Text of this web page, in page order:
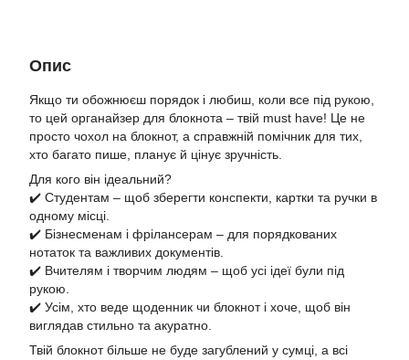
Опис
Якщо ти обожнюєш порядок і любиш, коли все під рукою,
то цей органайзер для блокнота – твій must have! Це не
просто чохол на блокнот, а справжній помічник для тих,
хто багато пише, планує й цінує зручність.
Для кого він ідеальний?
✔️ Студентам – щоб зберегти конспекти, картки та ручки в
одному місці.
✔️ Бізнесменам і фрілансерам – для порядкованих
нотаток та важливих документів.
✔️ Вчителям і творчим людям – щоб усі ідеї були під
рукою.
✔️ Усім, хто веде щоденник чи блокнот і хоче, щоб він
виглядав стильно та акуратно.
Твій блокнот більше не буде загублений у сумці, а всі